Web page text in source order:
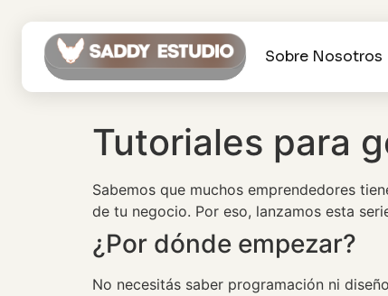
Sobre Nosotros
Tutoriales para
Sabemos que muchos emprendedores
de tu negocio. Por eso, lanzamos esta
¿Por dónde empezar?
No necesitás saber programación ni